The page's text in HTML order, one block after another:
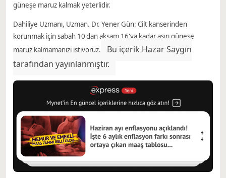
güneşe maruz kalmak yeterlidir.
Dahiliye Uzmanı, Uzman. Dr. Yener Gün: Cilt kanserinden
korunmak için sabah 10'dan akşam 16'ya kadar aşırı güneşe
maruz kalmamanızı istiyoruz.
Bu içerik Hazar Saygın
tarafından yayınlanmıştır.